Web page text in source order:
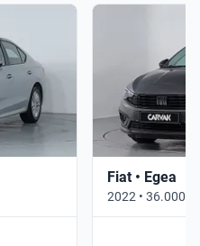
Fiat • Egea
2022 • 36.000